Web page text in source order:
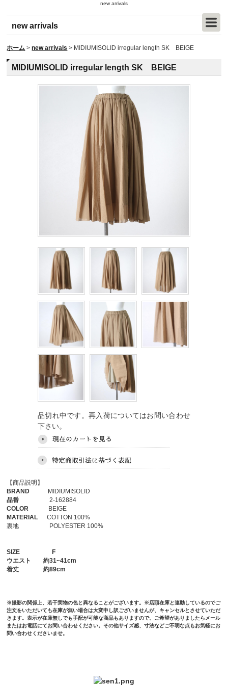
new arrivals
new arrivals
ホーム > new arrivals > MIDIUMISOLID irregular length SK BEIGE
MIDIUMISOLID irregular length SK BEIGE
品切れ中です。再入荷についてはお問い合わせ
下さい。
【商品説明】
BRAND MIDIUMISOLID
品番 2-162884
COLOR BEIGE
MATERIAL COTTON 100%
裏地 POLYESTER 100%
SIZE
F
ウエスト
約31~41cm
着丈 約89cm
※撮影の関係上、若干実物の色と異なることがございます。※店頭在庫と連動しているのでご
注文をいただいても在庫が無い場合は大変申し訳ございませんが、キャンセルとさせていただ
きます。表示が在庫無しでも手配が可能な商品もありますので、ご希望がありましたらメール
またはお電話にてお問い合わせください。その他サイズ感、寸法などご不明な点もお気軽にお
問い合わせくださいませ。